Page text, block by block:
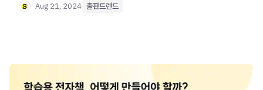
Aug 21, 2024 출판트렌드